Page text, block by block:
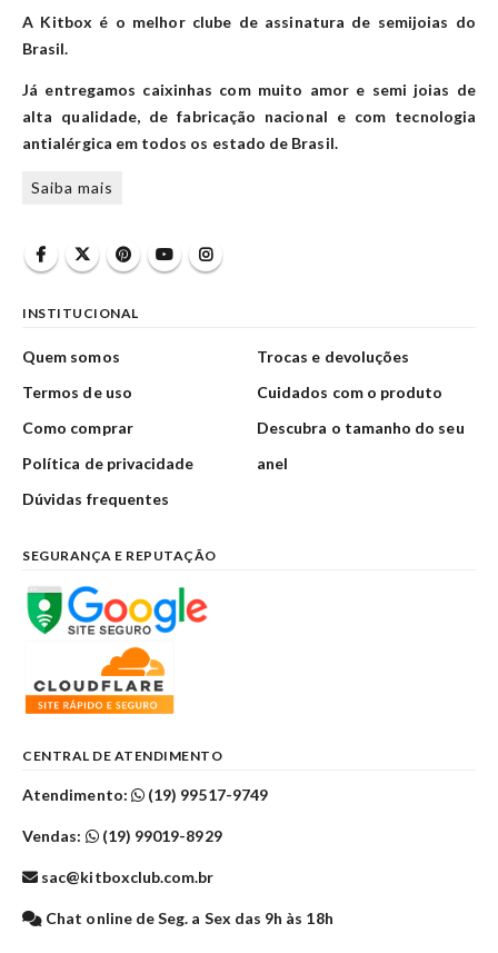
A Kitbox é o melhor clube de assinatura de semijoias do
Brasil.
Já entregamos caixinhas com muito amor e semi joias de
alta qualidade, de fabricação nacional e com tecnologia
antialérgica em todos os estado de Brasil.
Saiba mais
INSTITUCIONAL
Quem somos
Termos de uso
Como comprar
Política de privacidade
Dúvidas frequentes
Trocas e devoluções
Cuidados com o produto
Descubra o tamanho do seu
anel
SEGURANÇA E REPUTAÇÃO
CENTRAL DE ATENDIMENTO
Atendimento: (19) 99517-9749
Vendas: (19) 99019-8929
sac@kitboxclub.com.br
Chat online de Seg. a Sex das 9h às 18h